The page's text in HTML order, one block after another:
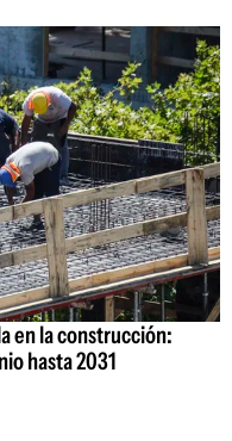
en la construcción:
hasta 2031